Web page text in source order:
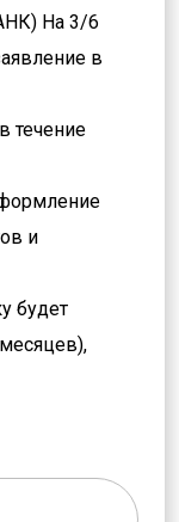
На 3/6
в
течение
и
будет